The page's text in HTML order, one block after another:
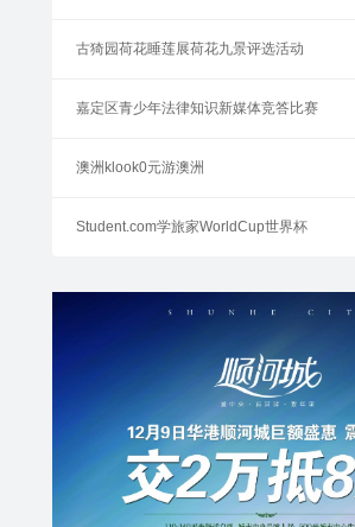
古猗园荷花睡莲展荷花九景评选活动
嘉定区青少年法律知识新媒体竞答比赛
澳洲klook0元游澳洲
Student.com学旅家WorldCup世界杯